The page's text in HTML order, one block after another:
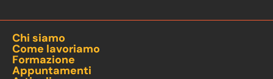
Chi siamo
Come lavoriamo
Formazione
Appuntamenti